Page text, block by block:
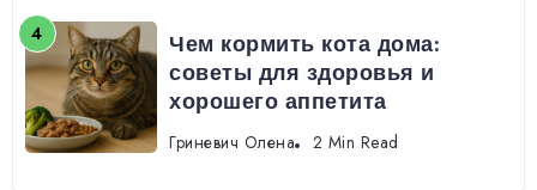
Чем кормить кота дома:
советы для здоровья и
хорошего аппетита
Гриневич Олена 2 Min Read